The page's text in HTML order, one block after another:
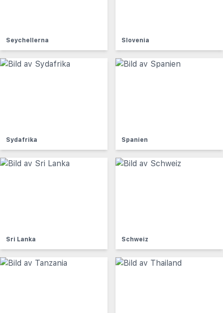
Seychellerna Slovenia
Sydafrika Spanien
Sri Lanka Schweiz